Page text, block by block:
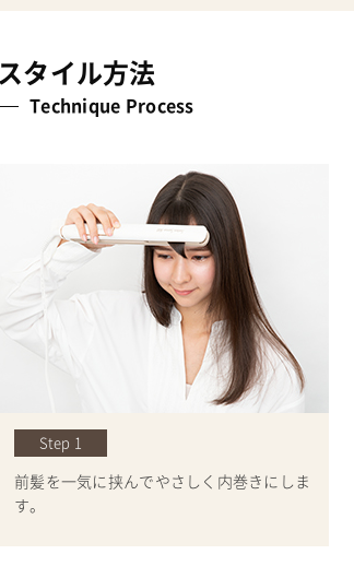
スタイル方法
Technique Process
Step 1
前髪を一気に挟んでやさしく内巻きにしま
す。